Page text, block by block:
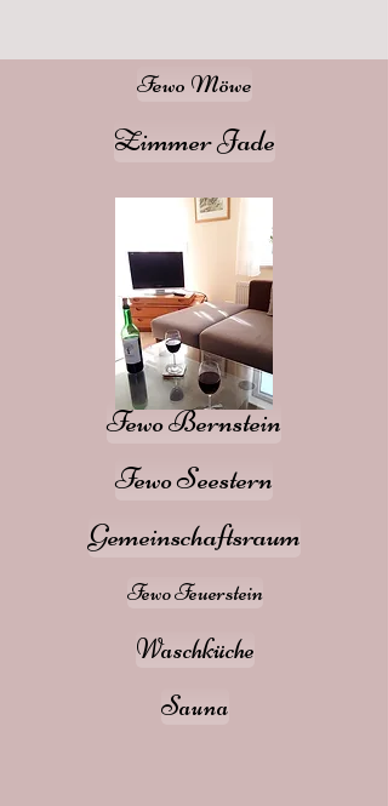
Fewo Möwe
Zimmer Jade
Fewo Bernstein
Fewo Seestern
Gemeinschaftsraum
Fewo Feuerstein
Waschküche
Sauna